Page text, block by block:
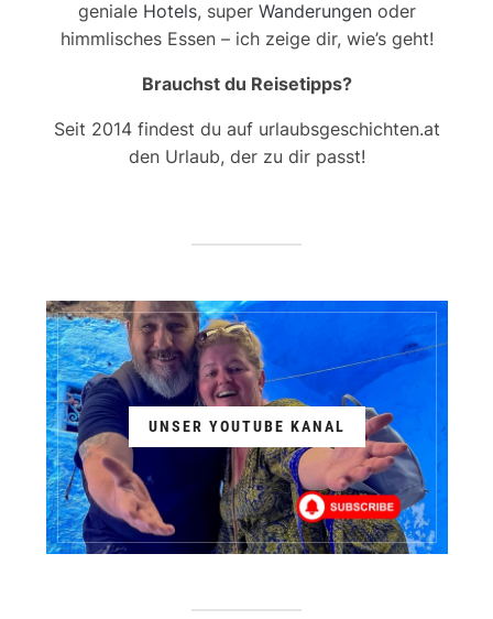
geniale Hotels, super Wanderungenoder
himmlisches Essen – ich zeige dir, wie’s geht!
Brauchst du Reisetipps?
Seit 2014 findest du auf urlaubsgeschichten.at
den Urlaub, der zu dir passt!
UNSER YOUTUBE KANAL